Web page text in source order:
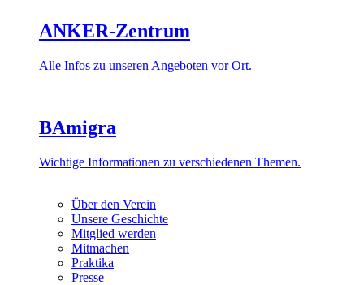
ANKER-Zentrum
Alle Infos zu unseren Angeboten vor Ort.
BAmigra
Wichtige Informationen zu verschiedenen Themen.
Über den Verein
Unsere Geschichte
Mitglied werden
Mitmachen
Praktika
Presse